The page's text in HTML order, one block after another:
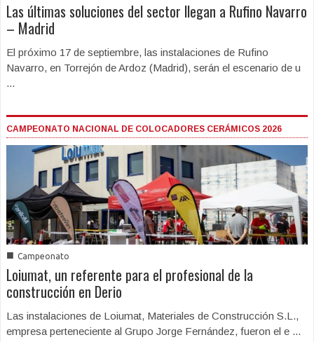
Las últimas soluciones del sector llegan a Rufino Navarro
– Madrid
El próximo 17 de septiembre, las instalaciones de Rufino
Navarro, en Torrejón de Ardoz (Madrid), serán el escenario de u
...
CAMPEONATO NACIONAL DE COLOCADORES CERÁMICOS 2026
■ Campeonato
Loiumat, un referente para el profesional de la
construcción en Derio
Las instalaciones de Loiumat, Materiales de Construcción S.L.,
empresa perteneciente al Grupo Jorge Fernández, fueron el e ...